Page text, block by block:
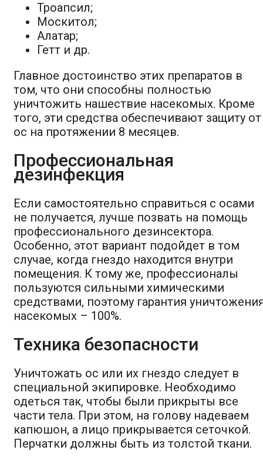
Троапсил;
Москитол;
Алатар;
Гетт и др.
Главное достоинство этих препаратов в
том, что они способны полностью
уничтожить нашествие насекомых. Кроме
того, эти средства обеспечивают защиту от
ос на протяжении 8 месяцев.
Профессиональная
дезинфекция
Если самостоятельно справиться с осами
не получается, лучше позвать на помощь
профессионального дезинсектора.
Особенно, этот вариант подойдет в том
случае, когда гнездо находится внутри
помещения. К тому же, профессионалы
пользуются сильными химическими
средствами, поэтому гарантия
насекомых – 100%.
Техника безопасности
Уничтожать ос или их гнездо следует в
специальной экипировке. Необходимо
одеться так, чтобы были прикрыты все
части тела. При этом, на голову надеваем
капюшон, а лицо прикрывается сеточкой.
Перчатки должны быть из толстой ткани.